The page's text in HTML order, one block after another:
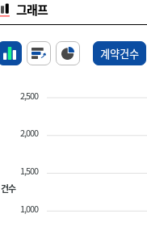
그래프
계약건수
2,500
2,000
1,500
1,000
건수